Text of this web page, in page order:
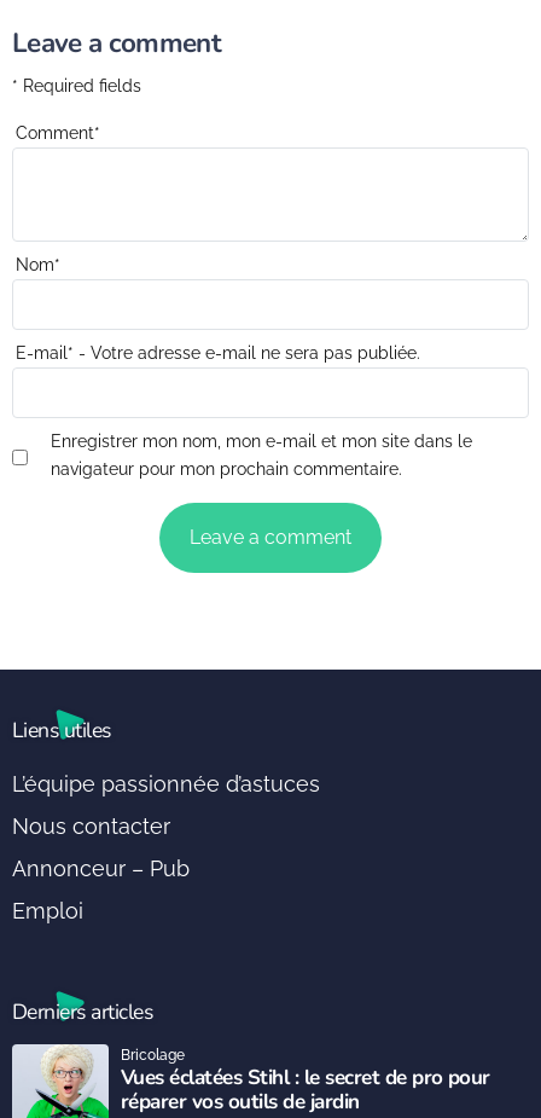
Leave a comment
* Required fields
Comment*
Nom*
E-mail* - Votre adresse e-mail ne sera pas publiée.
Enregistrer mon nom, mon e-mail et mon site dans le
navigateur pour mon prochain commentaire.
Liens utiles
L’équipe passionnée d’astuces
Nous contacter
Annonceur – Pub
Emploi
Derniers articles
Vues éclatées Stihl : le secret de pro pour
réparer vos outils de jardin
Bricolage